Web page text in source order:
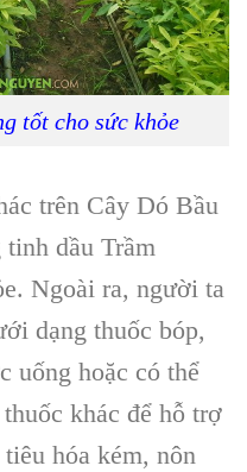
tốt cho sức khỏe
trên Cây Dó Bầu
tinh dầu Trầm
Ngoài ra, người ta
dạng thuốc bóp,
uống hoặc có thể
khác để hỗ trợ
hóa kém, nôn